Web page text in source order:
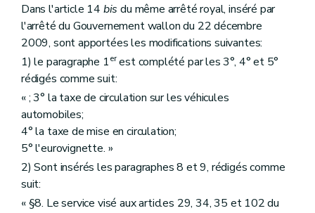
Dans l'article 14 bis du même arrêté royal, inséré par
l'arrêté du Gouvernement wallon du 22 décembre
2009, sont apportées les modifications suivantes:
1) le paragraphe 1erest complété par les 3°, 4° et 5°
rédigés comme suit:
« ; 3° la taxe de circulation sur les véhicules
automobiles;
4° la taxe de mise en circulation;
5° l'eurovignette. »
2) Sont insérés les paragraphes 8 et 9, rédigés comme
suit:
« §8. Le service visé aux articles 29, 34, 35 et 102 du